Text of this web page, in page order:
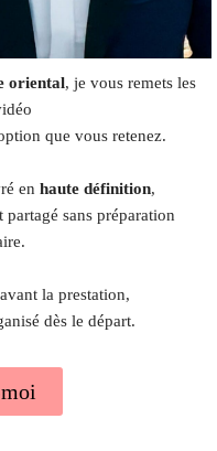
oriental, je vous remets les
que vous retenez.
en haute définition,
sans préparation
la prestation,
dès le départ.